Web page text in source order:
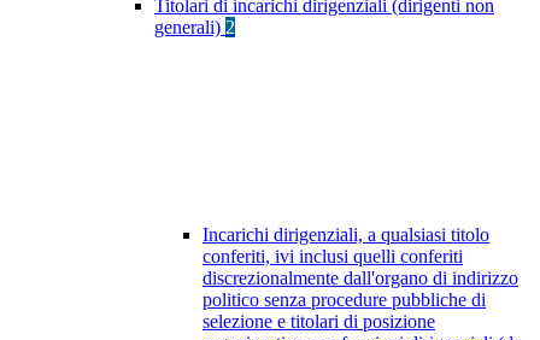
Titolari di incarichi dirigenziali (dirigenti non
generali) 2
Incarichi dirigenziali, a qualsiasi titolo
conferiti, ivi inclusi quelli conferiti
discrezionalmente dall'organo di indirizzo
politico senza procedure pubbliche di
selezione e titolari di posizione